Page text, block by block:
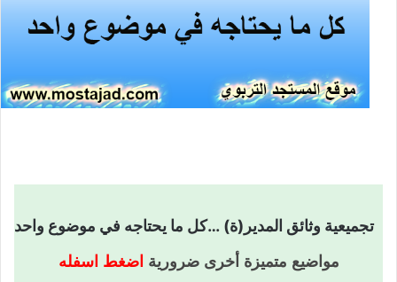
تجميعية وثائق المدير(ة) …كل ما يحتاجه في موضوع واحد
مواضيع متميزة أخرى ضرورية اضغط اسفله